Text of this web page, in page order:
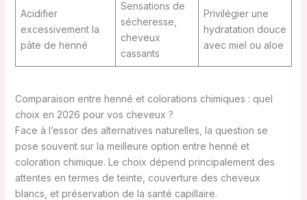
Acidifier
excessivement la
pâte de henné
Sensations de
sécheresse,
cheveux
cassants
Privilégier une
hydratation douce
avec miel ou aloe
Comparaison entre henné et colorations chimiques : quel
choix en 2026 pour vos cheveux ?
Face à l’essor des alternatives naturelles, la question se
pose souvent sur la meilleure option entre henné et
coloration chimique. Le choix dépend principalement des
attentes en termes de teinte, couverture des cheveux
blancs, et préservation de la santé capillaire.